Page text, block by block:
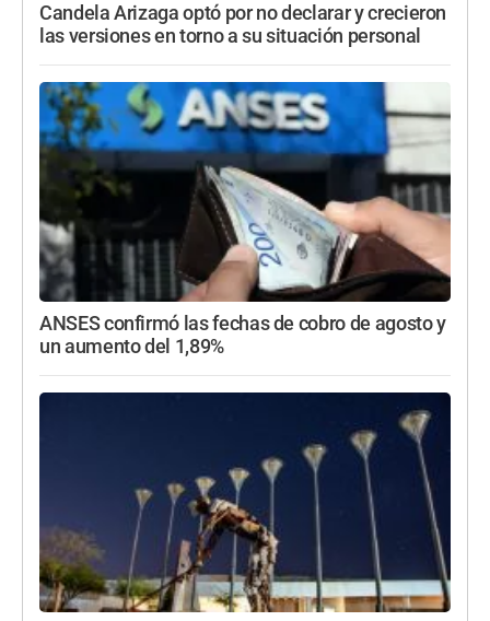
Candela Arizaga optó por no declarar y crecieron
las versiones en torno a su situación personal
ANSES confirmó las fechas de cobro de agosto y
un aumento del 1,89%